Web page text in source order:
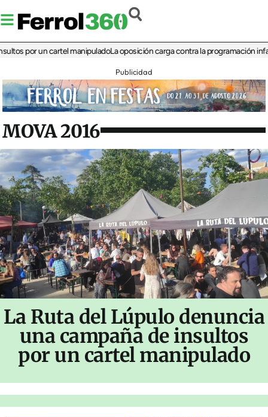
un cartel manipuladoLa oposición carga contra la programación infantil
Publicidad
MOVA 2016
La Ruta del Lúpulo denuncia
una campaña de insultos
por un cartel manipulado